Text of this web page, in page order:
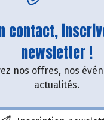
contact,
newsletter !
nos offres, nos
actualités.